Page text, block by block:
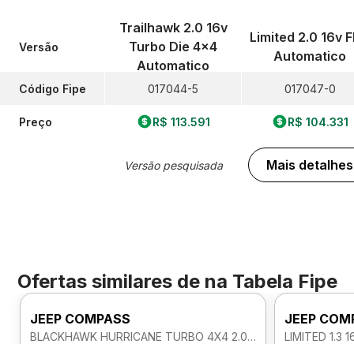
Versão
Código Fipe
Preço
Trailhawk 2.0 16v
Turbo Die 4x4
Automatico
017044-5
R$ 113.591
Versão pesquisada
Limited 2.0 16v
Automatico
017047-0
R$ 104.331
Mais detalhes
Ofertas similares de na Tabela Fipe
JEEP COMPASS
BLACKHAWK HURRICANE TURBO 4X4 2.0 AUTOMATICO
JEEP